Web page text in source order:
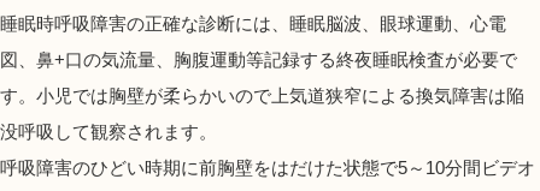
睡眠時呼吸障害の正確な診断には、睡眠脳波、眼球運動、心電
図、鼻+口の気流量、胸腹運動等記録する終夜睡眠検査が必要で
す。小児では胸壁が柔らかいので上気道狭窄による換気障害は陥
没呼吸して観察されます。
呼吸障害のひどい時期に前胸壁をはだけた状態で5～10分間ビデオ